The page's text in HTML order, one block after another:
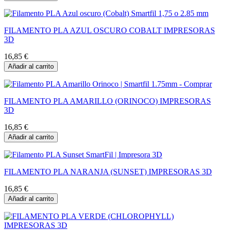
FILAMENTO PLA AZUL OSCURO COBALT IMPRESORAS
3D
16,85 €
Añadir al carrito
FILAMENTO PLA AMARILLO (ORINOCO) IMPRESORAS
3D
16,85 €
Añadir al carrito
FILAMENTO PLA NARANJA (SUNSET) IMPRESORAS 3D
16,85 €
Añadir al carrito